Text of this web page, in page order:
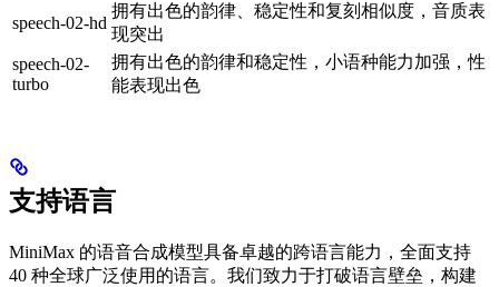
speech-02-hd
拥有出色的韵律、稳定性和复刻相似度，音质表
现突出
speech-02-
turbo
拥有出色的韵律和稳定性，小语种能力加强，性
能表现出色
支持语言
MiniMax 的语音合成模型具备卓越的跨语言能力，全面支持
40 种全球广泛使用的语言。我们致力于打破语言壁垒，构建